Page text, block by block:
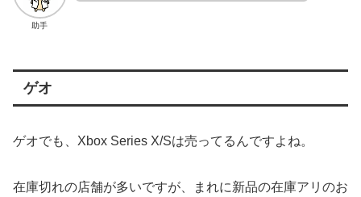
助手
ゲオ
ゲオでも、Xbox Series X/Sは売ってるんですよね。
在庫切れの店舗が多いですが、まれに新品の在庫アリのお